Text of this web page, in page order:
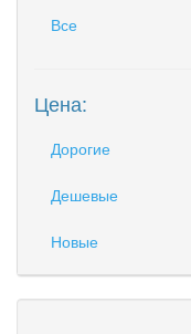
Все
Цена:
Дорогие
Дешевые
Новые